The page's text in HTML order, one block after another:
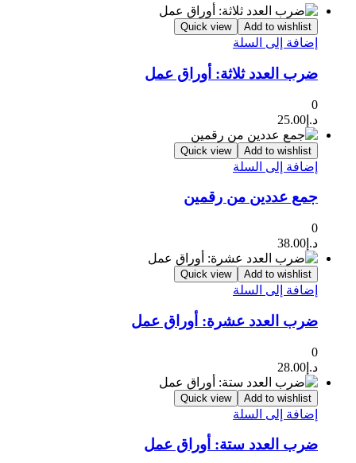
Add to wishlist
Quick view
إضافة إلى السلة
ضرب العدد ثلاثة: أوراق عمل
0
د.إ 25.00
Add to wishlist
Quick view
إضافة إلى السلة
جمع عددين من رقمين
0
د.إ 38.00
Add to wishlist
Quick view
إضافة إلى السلة
ضرب العدد عشرة: أوراق عمل
0
د.إ 28.00
Add to wishlist
Quick view
إضافة إلى السلة
ضرب العدد ستة: أوراق عمل